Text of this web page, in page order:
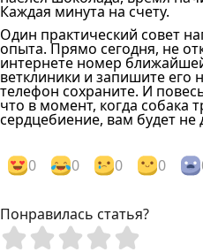
Каждая минута на счету.
Один практический совет
опыта. Прямо сегодня, не
интернете номер
ветклиники и запишите его
телефон сохраните. И
что в момент, когда собака
сердцебиение, вам будет
0 0 0 0
Понравилась статья?